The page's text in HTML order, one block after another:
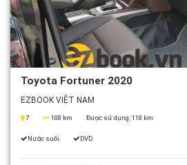
Toyota Fortuner 2020
EZBOOK VIỆT NAM
7 108 km Được sử dụng:118 km
Nước suối DVD